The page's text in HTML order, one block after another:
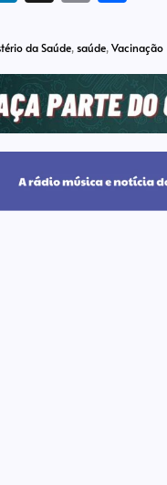
da Saúde,saúde,Vacinação